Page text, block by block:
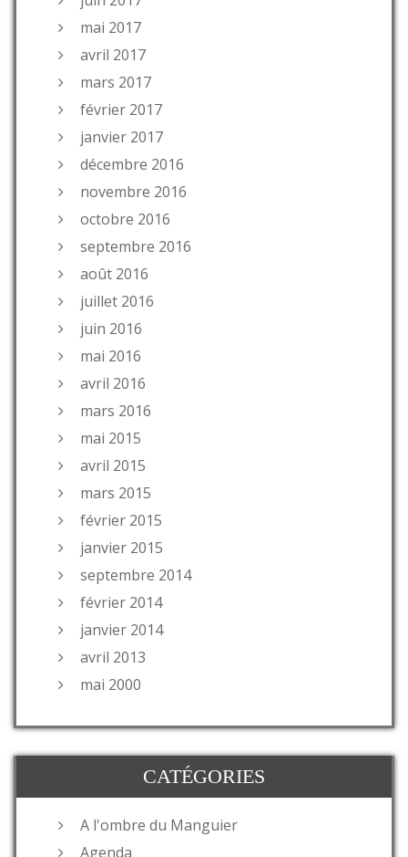
mai 2017
avril 2017
mars 2017
février 2017
janvier 2017
décembre 2016
novembre 2016
octobre 2016
septembre 2016
août 2016
juillet 2016
juin 2016
mai 2016
avril 2016
mars 2016
mai 2015
avril 2015
mars 2015
février 2015
janvier 2015
septembre 2014
février 2014
janvier 2014
avril 2013
mai 2000
CATÉGORIES
A l'ombre du Manguier
Agenda